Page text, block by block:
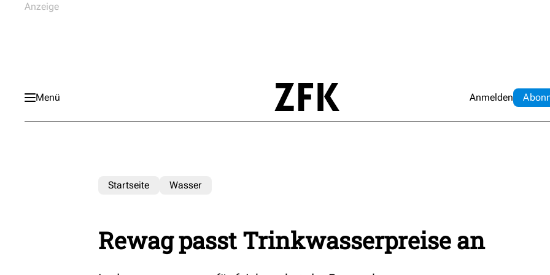
Menü Anmelden Abo
Startseite Wasser
Rewag passt Trinkwasserpreise an